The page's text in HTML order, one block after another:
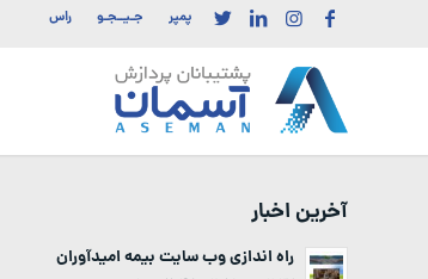
پمپر جـیــجـو راس
آخرین اخبار
راه اندازی وب سایت بیمه امیدآوران